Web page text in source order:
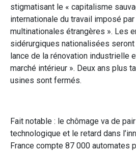
stigmatisant le « capitalisme
internationale du travail imposé
multinationales étrangères ». Les
sidérurgiques nationalisées
lance de la rénovation industrielle
marché intérieur ». Deux ans plus
usines sont fermés.
Fait notable : le chômage va de
technologique et le retard dans
France compte 87 000 automates